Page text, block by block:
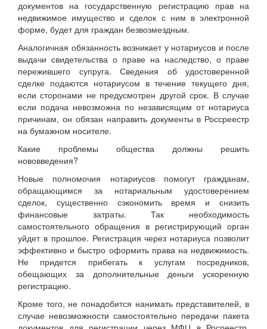
документов на государственную регистрацию прав на
недвижимое имущество и сделок с ним в электронной
форме, будет для граждан безвозмездным.
Аналогичная обязанность возникает у нотариусов и после
выдачи свидетельства о праве на наследство, о праве
пережившего супруга. Сведения об удостоверенной
сделке подаются нотариусом в течение текущего дня,
если сторонами не предусмотрен другой срок. В случае
если подача невозможна по независящим от нотариуса
причинам, он обязан направить документы в Россреестр
на бумажном носителе.
Какие проблемы общества должны решить
нововведения?
Новые полномочия нотариусов помогут гражданам,
обращающимся за нотариальным удостоверением
сделок, существенно сэкономить время и снизить
финансовые затраты. Так необходимость
самостоятельного обращения в регистрирующий орган
уйдет в прошлое. Регистрация через нотариуса позволит
эффективно и быстро оформить права на недвижимость.
Не придется прибегать к услугам посредников,
обещающих за дополнительные деньги ускоренную
регистрацию.
Кроме того, не понадобится нанимать представителей, в
случае невозможности самостоятельно передачи пакета